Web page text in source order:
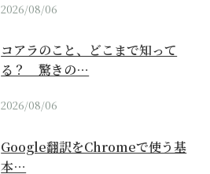
2026/08/06
コアラのこと、どこまで知って
る？ 驚きの…
2026/08/06
Google翻訳をChromeで使う基
本…